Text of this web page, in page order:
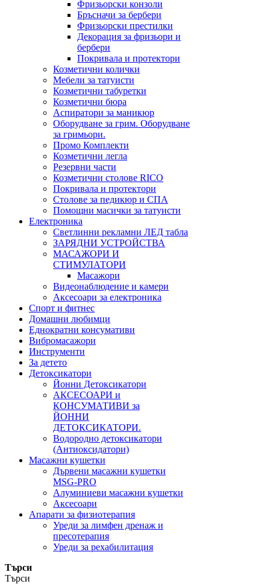
Фризьорски конзоли
Бръсначи за бербери
Фризьорски престилки
Декорация за фризьори и
бербери
Покривала и протектори
Козметични колички
Мебели за татуисти
Козметични табуретки
Козметични бюра
Аспиратори за маникюр
Оборудване за грим. Оборудване
за гримьори.
Промо Комплекти
Козметични легла
Резервни части
Козметични столове RICO
Покривала и протектори
Столове за педикюр и СПА
Помощни масички за татуисти
Електроника
Светлинни рекламни ЛЕД табла
ЗАРЯДНИ УСТРОЙСТВА
МАСАЖОРИ И
СТИМУЛАТОРИ
Масажори
Видеонаблюдение и камери
Аксесоари за електроника
Спорт и фитнес
Домашни любимци
Еднократни консумативи
Вибромасажори
Инструменти
За детето
Детоксикатори
Йонни Детоксикатори
АКСЕСОАРИ и
КОНСУМАТИВИ за
ЙОННИ
ДЕТОКСИКАТОРИ.
Водородно детоксикатори
(Антиоксидатори)
Масажни кушетки
Дървени масажни кушетки
MSG-PRO
Алуминиеви масажни кушетки
Аксесоари
Апарати за физиотерапия
Уреди за лимфен дренаж и
пресотерапия
Уреди за рехабилитация
Търси
Търси